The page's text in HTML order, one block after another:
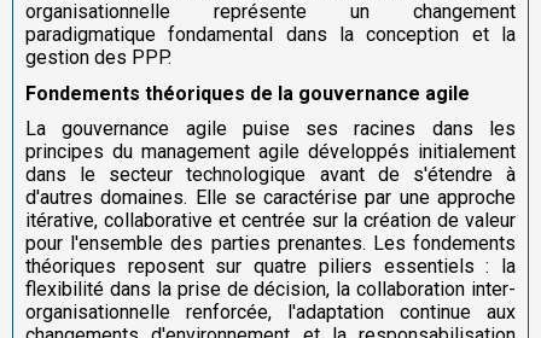
organisationnelle représente un changement
paradigmatique fondamental dans la conception et la
gestion des PPP.
Fondements théoriques de la gouvernance agile
La gouvernance agile puise ses racines dans les
principes du management agile développés initialement
dans le secteur technologique avant de s'étendre à
d'autres domaines. Elle se caractérise par une approche
itérative, collaborative et centrée sur la création de valeur
pour l'ensemble des parties prenantes. Les fondements
théoriques reposent sur quatre piliers essentiels : la
flexibilité dans la prise de décision, la collaboration inter-
organisationnelle renforcée, l'adaptation continue aux